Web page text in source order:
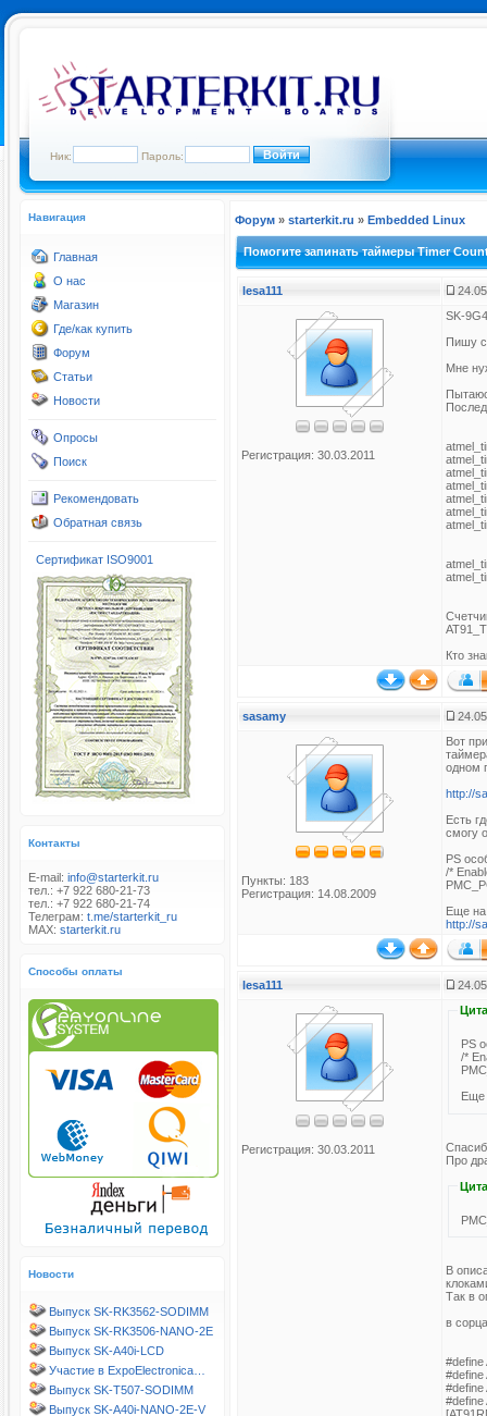
Ник: Пароль:
Навигация
Главная
О нас
Магазин
Где/как купить
Форум
Статьи
Новости
Опросы
Поиск
Рекомендовать
Обратная связь
Сертификат ISO9001
Контакты
E-mail: info@starterkit.ru
тел.: +7 922 680-21-73
тел.: +7 922 680-21-74
Телеграм: t.me/starterkit_ru
MAX: starterkit.ru
Способы оплаты
Новости
Выпуск SK-RK3562-SODIMM
Выпуск SK-RK3506-NANO-2E
Выпуск SK-A40i-LCD
Участие в ExpoElectronica…
Выпуск SK-T507-SODIMM
Выпуск SK-A40i-NANO-2E-V
Форум » starterkit.ru » Embedded Linux
Помогите запинать таймеры Timer
lesa111
Регистрация: 30.03.2011
SK-
Пишу
Мне
Кто
sasamy
Пункты: 183
Регистрация: 14.08.2009
Вот
одном
http://
Есть
смогу
PS
/*
Еще на
http://
lesa111
Регистрация: 30.03.2011
PS
/*
Еще
Про
В
Так в
в
#define
#define
#define
#define